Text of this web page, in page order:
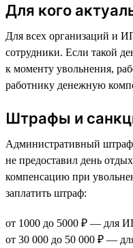
Для кого
Для всех организаций и
сотрудники. Если такой
к моменту увольнения,
работнику денежную
Штрафы и
Административный
не предоставил день
компенсацию при
заплатить штраф:
от 1000 до 5000 ₽ — для
от 30 000 до 50 000 ₽ —